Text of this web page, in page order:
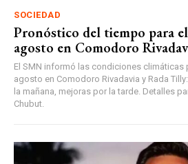
SOCIEDAD
Pronóstico del tiempo para
agosto en Comodoro
El SMN informó las condiciones climáticas
agosto en Comodoro Rivadavia y Rada
la mañana, mejoras por la tarde. Detalles
Chubut.